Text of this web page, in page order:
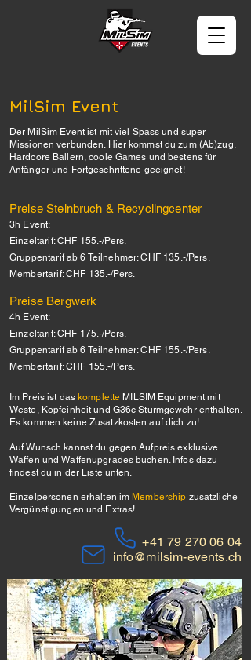
MilSim Event
Der MilSim Event ist mit viel Spass und super
Missionen verbunden. Hier kommst du zum (Ab)zug.
Hardcore Ballern, coole Games und bestens für
Anfänger und Fortgeschrittene geeignet!
Preise Steinbruch & Recyclingcenter
3h Event:
Einzeltarif: CHF 155.-/Pers.
Gruppentarif ab 6 Teilnehmer: CHF 135.-/Pers.
Membertarif: CHF 135.-/Pers.
Preise Bergwerk
4h Event:
Einzeltarif: CHF 175.-/Pers.
Gruppentarif ab 6 Teilnehmer: CHF 155.-/Pers.
Membertarif: CHF 155.-/Pers.
Im Preis ist das komplette MILSIM Equipment mit
Weste, Kopfeinheit und G36c Sturmgewehr enthalten.
Es kommen keine Zusatzkosten auf dich zu!
Auf Wunsch kannst du gegen Aufpreis exklusive
Waffen und Waffenupgrades buchen. Infos dazu
findest du in der Liste unten.
Einzelpersonen erhalten im Membership zusätzliche
Vergünstigungen und Extras!
+41 79 270 06 04
info@milsim-events.ch